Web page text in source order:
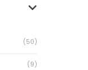
(50)
(9)